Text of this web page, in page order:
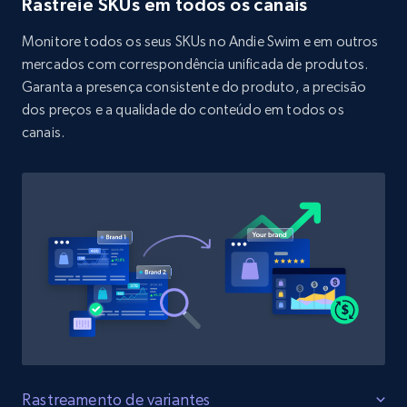
URL, Product id, Title, Product description,
and more.
URL, Product id, Title, Product description,
Rating, Reviews count, Initial price, Discount,
and more.
1.3K+
Rastreie SKUs em todos os canais
Monitore todos os seus SKUs no Andie Swim e em outros
mercados com correspondência unificada de produtos.
Garanta a presença consistente do produto, a precisão
dos preços e a qualidade do conteúdo em todos os
canais.
Rastreamento de variantes